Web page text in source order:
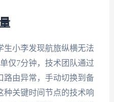
生小李发现航旅纵横无法
仅7分钟，技术团队通过
路由异常，手动切换到备
种关键时间节点的技术响